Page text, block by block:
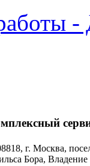
г. Москва,
Бора,